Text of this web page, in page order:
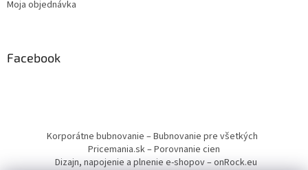
Moja objednávka
Facebook
Korporátne bubnovanie – Bubnovanie pre všetkých
Pricemania.sk – Porovnanie cien
Dizajn, napojenie a plnenie e-shopov – onRock.eu